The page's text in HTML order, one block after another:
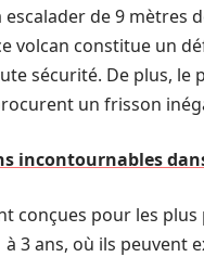
escalader de 9
volcan constitue un
sécurité. De plus,
un frisson
incontournables
conçues pour les
3 ans, où ils peuvent